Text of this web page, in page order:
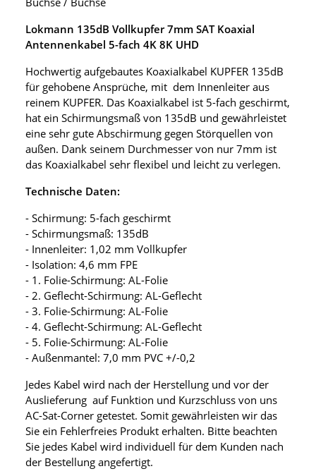
Lokmann 135dB Vollkupfer 7mm SAT Koaxial
Antennenkabel 5-fach 4K 8K UHD
Hochwertig aufgebautes Koaxialkabel KUPFER 135dB
für gehobene Ansprüche, mit dem Innenleiter aus
reinem KUPFER. Das Koaxialkabel ist 5-fach geschirmt,
hat ein Schirmungsmaß von 135dB und gewährleistet
eine sehr gute Abschirmung gegen Störquellen von
außen. Dank seinem Durchmesser von nur 7mm ist
das Koaxialkabel sehr flexibel und leicht zu verlegen.
Technische Daten:
- Schirmung: 5-fach geschirmt
- Schirmungsmaß: 135dB
- Innenleiter: 1,02 mm Vollkupfer
- Isolation: 4,6 mm FPE
- 1. Folie-Schirmung: AL-Folie
- 2. Geflecht-Schirmung: AL-Geflecht
- 3. Folie-Schirmung: AL-Folie
- 4. Geflecht-Schirmung: AL-Geflecht
- 5. Folie-Schirmung: AL-Folie
- Außenmantel: 7,0 mm PVC +/-0,2
Jedes Kabel wird nach der Herstellung und vor der
Auslieferung auf Funktion und Kurzschluss von uns
AC-Sat-Corner getestet. Somit gewährleisten wir das
Sie ein Fehlerfreies Produkt erhalten. Bitte beachten
Sie jedes Kabel wird individuell für dem Kunden nach
der Bestellung angefertigt.